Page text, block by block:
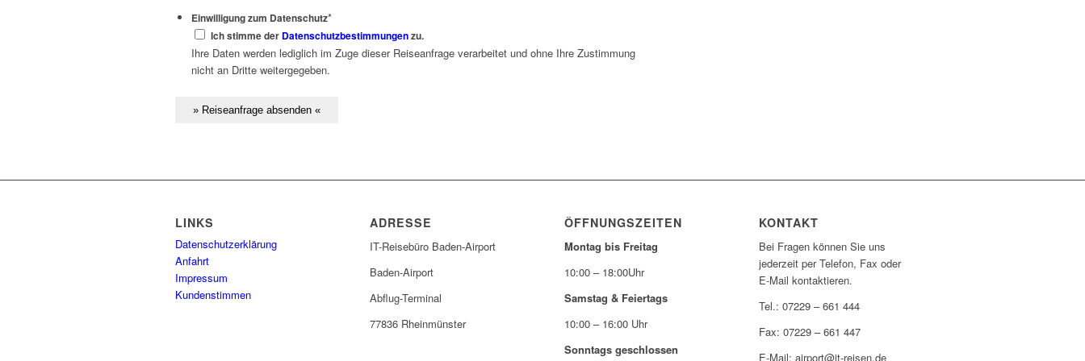
Einwilligung zum Datenschutz*
Ich stimme der Datenschutzbestimmungenzu.
Ihre Daten werden lediglich im Zuge dieser Reiseanfrage verarbeitet und ohne Ihre Zustimmung
nicht an Dritte weitergegeben.
LINKS
Datenschutzerklärung
Anfahrt
Impressum
Kundenstimmen
ADRESSE
IT-Reisebüro Baden-Airport
Baden-Airport
Abflug-Terminal
77836 Rheinmünster
ÖFFNUNGSZEITEN
Montag bis Freitag
10:00 – 18:00Uhr
Samstag & Feiertags
10:00 – 16:00 Uhr
Sonntags geschlossen
KONTAKT
Bei Fragen können Sie uns
jederzeit per Telefon, Fax oder
E-Mail kontaktieren.
Tel.: 07229 – 661 444
Fax: 07229 – 661 447
E-Mail: airport@it-reisen.de